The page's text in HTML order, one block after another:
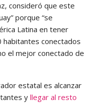
consideró que este
porque “se
Latina en tener
conectados
el mejor conectado de
estatal es alcanzar
y llegar al resto